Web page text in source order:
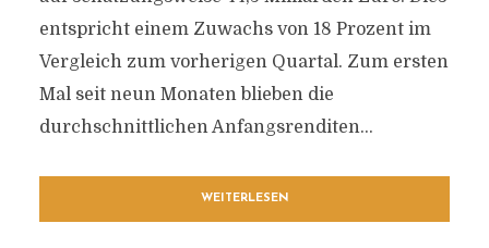
entspricht einem Zuwachs von 18 Prozent im
Vergleich zum vorherigen Quartal. Zum ersten
Mal seit neun Monaten blieben die
durchschnittlichen Anfangsrenditen...
WEITERLESEN